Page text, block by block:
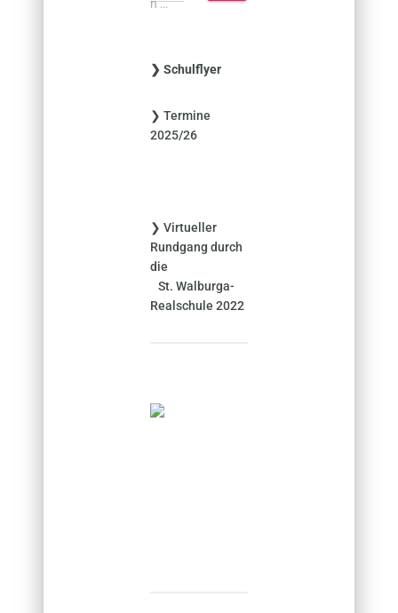
n
a
c
n …
❯ Schulflyer
❯ Termine
2025/26
❯ Virtueller
Rundgang durch
die
St. Walburga-
Realschule 2022